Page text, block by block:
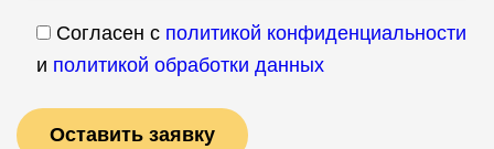
Согласен с политикой конфиденциальности
и политикой обработки данных